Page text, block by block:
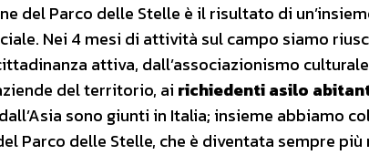
del Parco delle Stelle è il risultato di
Nei 4 mesi di attività sul campo siamo
attiva, dall’associazionismo
del territorio, ai richiedenti asilo
sono giunti in Italia; insieme abbiamo
Parco delle Stelle, che è diventata sempre